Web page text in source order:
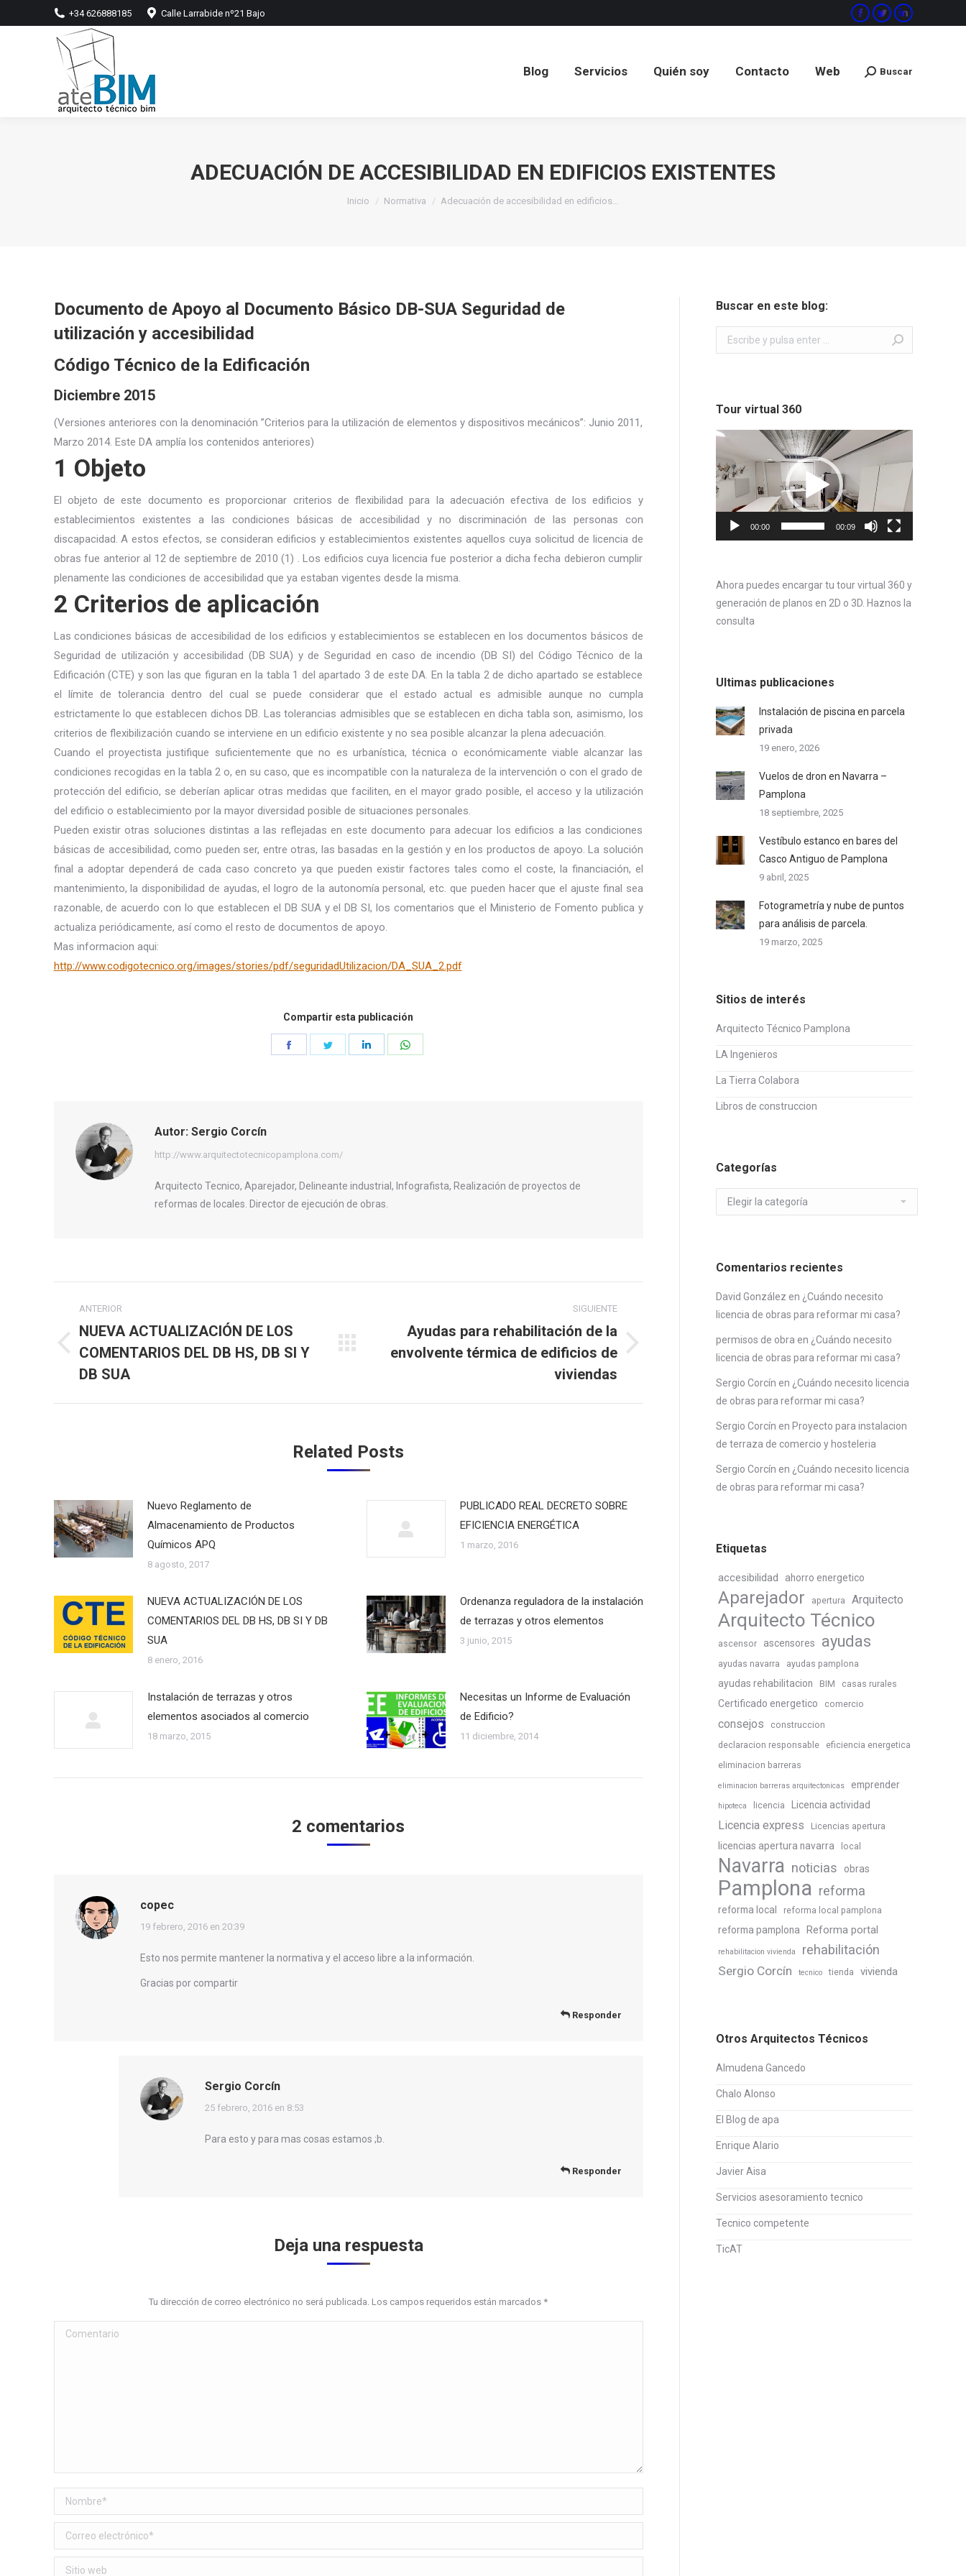
+34 626888185 Calle Larrabide nº21 Bajo
Facebook
TwitterLinkedin
Blog Servicios Quién soy Contacto Web Buscar:
Buscar
ADECUACIÓN DE ACCESIBILIDAD EN EDIFICIOS EXISTENTES
Estás aquí:
Inicio Normativa Adecuación de accesibilidad en edificios…
Documento de Apoyo al Documento Básico DB-SUA Seguridad de
utilización y accesibilidad
Código Técnico de la Edificación
Diciembre 2015
(Versiones anteriores con la denominación ”Criterios para la utilización de elementos y dispositivos mecánicos”: Junio 2011,
Marzo 2014. Este DA amplía los contenidos anteriores)
1 Objeto
El objeto de este documento es proporcionar criterios de flexibilidad para la adecuación efectiva de los edificios y
establecimientos existentes a las condiciones básicas de accesibilidad y no discriminación de las personas con
discapacidad. A estos efectos, se consideran edificios y establecimientos existentes aquellos cuya solicitud de licencia de
obras fue anterior al 12 de septiembre de 2010 (1) . Los edificios cuya licencia fue posterior a dicha fecha debieron cumplir
plenamente las condiciones de accesibilidad que ya estaban vigentes desde la misma.
2 Criterios de aplicación
Las condiciones básicas de accesibilidad de los edificios y establecimientos se establecen en los documentos básicos de
Seguridad de utilización y accesibilidad (DB SUA) y de Seguridad en caso de incendio (DB SI) del Código Técnico de la
Edificación (CTE) y son las que figuran en la tabla 1 del apartado 3 de este DA. En la tabla 2 de dicho apartado se establece
el límite de tolerancia dentro del cual se puede considerar que el estado actual es admisible aunque no cumpla
estrictamente lo que establecen dichos DB. Las tolerancias admisibles que se establecen en dicha tabla son, asimismo, los
criterios de flexibilización cuando se interviene en un edificio existente y no sea posible alcanzar la plena adecuación.
Cuando el proyectista justifique suficientemente que no es urbanística, técnica o económicamente viable alcanzar las
condiciones recogidas en la tabla 2 o, en su caso, que es incompatible con la naturaleza de la intervención o con el grado de
protección del edificio, se deberían aplicar otras medidas que faciliten, en el mayor grado posible, el acceso y la utilización
del edificio o establecimiento por la mayor diversidad posible de situaciones personales.
Pueden existir otras soluciones distintas a las reflejadas en este documento para adecuar los edificios a las condiciones
básicas de accesibilidad, como pueden ser, entre otras, las basadas en la gestión y en los productos de apoyo. La solución
final a adoptar dependerá de cada caso concreto ya que pueden existir factores tales como el coste, la financiación, el
mantenimiento, la disponibilidad de ayudas, el logro de la autonomía personal, etc. que pueden hacer que el ajuste final sea
razonable, de acuerdo con lo que establecen el DB SUA y el DB SI, los comentarios que el Ministerio de Fomento publica y
actualiza periódicamente, así como el resto de documentos de apoyo.
Mas informacion aqui:
http://www.codigotecnico.org/images/stories/pdf/seguridadUtilizacion/DA_SUA_2.pdf
Compartir esta publicación
Share
Share
Autor: Sergio Corcín
http://www.arquitectotecnicopamplona.com/
Arquitecto Tecnico, Aparejador, Delineante industrial, Infografista, Realización de proyectos de
reformas de locales. Director de ejecución de obras.
entre
publicaciones
ANTERIOR
Publicación
anterior:
NUEVA ACTUALIZACIÓN DE LOS
COMENTARIOS DEL DB HS, DB SI Y
DB SUA
SIGUIENTE
Publicación
Ayudas para rehabilitación de la
envolvente térmica de edificios de
viviendas
Related Posts
Nuevo Reglamento de
Almacenamiento de Productos
Químicos APQ
8 agosto, 2017
PUBLICADO REAL DECRETO SOBRE
EFICIENCIA ENERGÉTICA
1 marzo, 2016
NUEVA ACTUALIZACIÓN DE LOS
COMENTARIOS DEL DB HS, DB SI Y DB
SUA
8 enero, 2016
Ordenanza reguladora de la instalación
de terrazas y otros elementos
3 junio, 2015
Instalación de terrazas y otros
elementos asociados al comercio
18 marzo, 2015
Necesitas un Informe de Evaluación
de Edificio?
11 diciembre, 2014
2 comentarios
copec
dice:
19 febrero, 2016 en 20:39
Esto nos permite mantener la normativa y el acceso libre a la información.
Gracias por compartir
Responder
Sergio Corcín
dice:
25 febrero, 2016 en 8:53
Para esto y para mas cosas estamos ;b.
Responder
Deja una respuesta
Tu dirección de correo electrónico no será publicada. Los campos requeridos están marcados *
Comentario
Nombre *
Correo electrónico *
Sitio web
Buscar en este blog:
Buscar:
Tour virtual 360
Reproductor
vídeo
00:00 00:09
Ahora puedes encargar tu tour virtual 360 y
generación de planos en 2D o 3D. Haznos la
consulta
Ultimas publicaciones
Instalación de piscina en parcela
privada
19 enero, 2026
Vuelos de dron en Navarra –
Pamplona
18 septiembre, 2025
Vestíbulo estanco en bares del
Casco Antiguo de Pamplona
9 abril, 2025
Fotogrametría y nube de puntos
para análisis de parcela.
19 marzo, 2025
Sitios de interés
Arquitecto Técnico Pamplona
LA Ingenieros
La Tierra Colabora
Libros de construccion
Categorías
Categorías
Comentarios recientes
David González en ¿Cuándo necesito
licencia de obras para reformar mi casa?
permisos de obra en ¿Cuándo necesito
licencia de obras para reformar mi casa?
Sergio Corcín en ¿Cuándo necesito licencia
de obras para reformar mi casa?
Sergio Corcín en Proyecto para instalacion
de terraza de comercio y hosteleria
Sergio Corcín en ¿Cuándo necesito licencia
de obras para reformar mi casa?
Etiquetas
accesibilidad ahorro energetico
Aparejador apertura Arquitecto
Arquitecto Técnico
ascensor ascensores ayudas
ayudas navarra ayudas pamplona
ayudas rehabilitacion BIM casas rurales
Certificado energetico comercio
consejos
construccion
declaracion responsable
eficiencia energetica
eliminacion barreras
eliminacion barreras arquitectonicas emprender
hipoteca licencia Licencia actividad
Licencia express Licencias apertura
licencias apertura navarra local
Navarra noticias obras
Pamplona reforma
reforma local reforma local pamplona
reforma pamplona Reforma portal
rehabilitacion vivienda rehabilitación
Sergio Corcín tecnico tienda vivienda
Otros Arquitectos Técnicos
Almudena Gancedo
Chalo Alonso
El Blog de apa
Enrique Alario
Javier Aisa
Servicios asesoramiento tecnico
Tecnico competente
TicAT
Blog Servicios Quién soy Contacto Web Buscar:
Buscar